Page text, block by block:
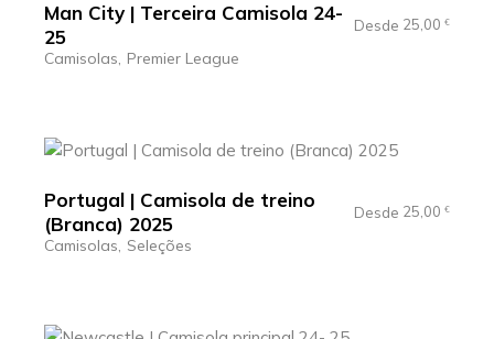
Man City | Terceira Camisola 24-
25
Desde 25,00 €
Camisolas Premier League
Portugal | Camisola de treino
(Branca) 2025
Desde 25,00 €
Camisolas Seleções